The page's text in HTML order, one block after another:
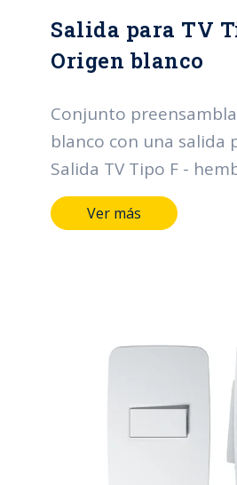
Salida para TV
Origen blanco
Conjunto
blanco con una salida
Salida TV Tipo F -
Ver más